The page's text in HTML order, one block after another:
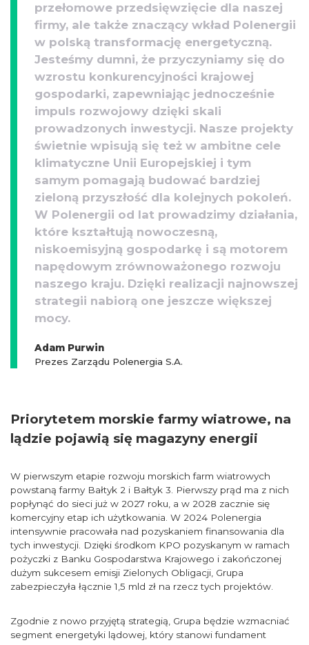
przełomowe przedsięwzięcie dla naszej
firmy, ale także znaczący wkład Polenergii
w polską transformację energetyczną.
Jesteśmy dumni, że przyczyniamy się do
wzrostu konkurencyjności krajowej
gospodarki, zapewniając jednocześnie
impuls rozwojowy dzięki skali
prowadzonych inwestycji. Nasze projekty
świetnie wpisują się też w ambitne cele
klimatyczne Unii Europejskiej i tym
samym pomagają budować bardziej
zieloną przyszłość dla kolejnych pokoleń.
W Polenergii od lat prowadzimy działania,
które kształtują nowoczesną,
niskoemisyjną gospodarkę i są motorem
napędowym zrównoważonego rozwoju
naszego kraju. Dzięki realizacji najnowszej
strategii nabiorą one jeszcze większej
mocy.
Adam Purwin
Prezes Zarządu Polenergia S.A.
Priorytetem morskie farmy wiatrowe, na
lądzie pojawią się magazyny energii
W pierwszym etapie rozwoju morskich farm wiatrowych
powstaną farmy Bałtyk 2 i Bałtyk 3. Pierwszy prąd ma z nich
popłynąć do sieci już w 2027 roku, a w 2028 zacznie się
komercyjny etap ich użytkowania. W 2024 Polenergia
intensywnie pracowała nad pozyskaniem finansowania dla
tych inwestycji. Dzięki środkom KPO pozyskanym w ramach
pożyczki z Banku Gospodarstwa Krajowego i zakończonej
dużym sukcesem emisji Zielonych Obligacji, Grupa
zabezpieczyła łącznie 1,5 mld zł na rzecz tych projektów.
Zgodnie z nowo przyjętą strategią, Grupa będzie wzmacniać
segment energetyki lądowej, który stanowi fundament